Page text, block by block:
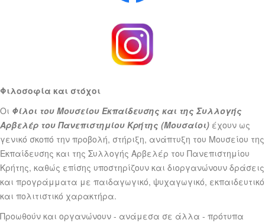
Φιλοσοφία και στόχοι
Οι Φίλοι του Μουσείου Εκπαίδευσης και της Συλλογής
Αρβελέρ του Πανεπιστημίου Κρήτης (Μουσαίοι) έχουν ως
γενικό σκοπό την προβολή, στήριξη, ανάπτυξη του Μουσείου της
Εκπαίδευσης και της Συλλογής Αρβελέρ του Πανεπιστημίου
Κρήτης, καθώς επίσης υποστηρίζουν και διοργανώνουν δράσεις
και προγράμματα με παιδαγωγικό, ψυχαγωγικό, εκπαιδευτικό
και πολιτιστικό χαρακτήρα.
Προωθούν και οργανώνουν - ανάμεσα σε άλλα - πρότυπα